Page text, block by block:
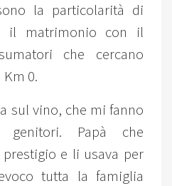
la particolarità di
il matrimonio con il
che cercano
0.
sul vino, che mi fanno
Papà che
e li usava per
tutta la famiglia